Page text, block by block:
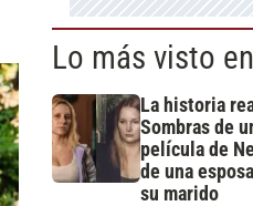
Lo más visto
La historia
Sombras de
película de
de una
su marido